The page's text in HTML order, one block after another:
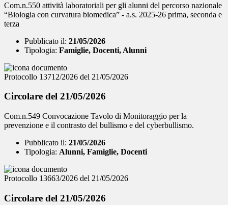
Com.n.550 attività laboratoriali per gli alunni del percorso nazionale
“Biologia con curvatura biomedica” - a.s. 2025-26 prima, seconda e
terza
Pubblicato il: 21/05/2026
Tipologia: Famiglie, Docenti, Alunni
Protocollo 13712/2026 del 21/05/2026
Circolare del 21/05/2026
Com.n.549 Convocazione Tavolo di Monitoraggio per la
prevenzione e il contrasto del bullismo e del cyberbullismo.
Pubblicato il: 21/05/2026
Tipologia: Alunni, Famiglie, Docenti
Protocollo 13663/2026 del 21/05/2026
Circolare del 21/05/2026